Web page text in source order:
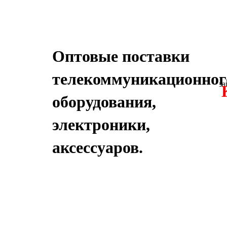
Оптовые поставки
оборудования,
электроники,
аксессуаров.